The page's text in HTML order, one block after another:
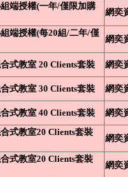
端授權(一年/僅限加購
網奕
端授權(每20組/二年/僅
網奕
式教室 20 Clients套裝 網奕
式教室 30 Clients套裝 網奕
式教室 40 Clients套裝 網奕
式教室20 Clients套裝
網奕
式教室20 Clients套裝
網奕